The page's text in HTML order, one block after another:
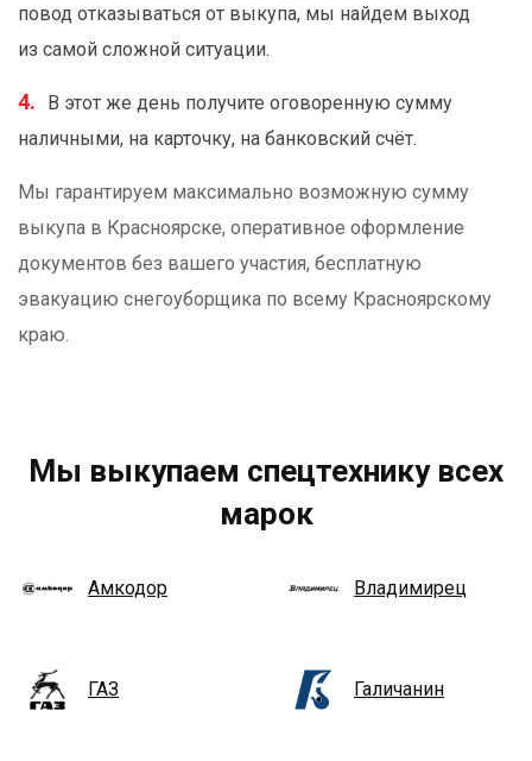
повод отказываться от выкупа, мы найдем выход
из самой сложной ситуации.
В этот же день получите оговоренную сумму
наличными, на карточку, на банковский счёт.
Мы гарантируем максимально возможную сумму
выкупа в Красноярске, оперативное оформление
документов без вашего участия, бесплатную
эвакуацию снегоуборщика по всему Красноярскому
краю.
Мы выкупаем спецтехнику всех
марок
Амкодор Владимирец
ГАЗ Галичанин